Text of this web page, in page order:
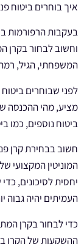
איך בוחרים ביטוח
בעקבות הרפורמות
וחשוב לבחור בקרן
המשפחתי, הגיל,
לפני שבוחרים
מציע, מהי ההכנסה
ביטוח נוספים, כמו
חשוב בבחירת קרן
המוניטין המקצועי
יחסית לסיכונים,
העמיתים יהיה גבוה
כדי לבחור בקרן
ההשקעות של הקרן